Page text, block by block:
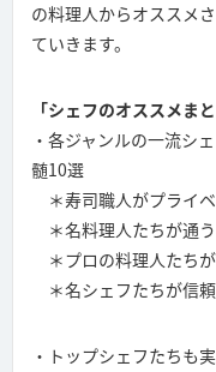
の料理人からオススメ
ていきます。
「シェフのオススメま
・各ジャンルの一流シ
髄10選
＊寿司職人がプライ
＊名料理人たちが通
＊プロの料理人たち
＊名シェフたちが信
・トップシェフたちも